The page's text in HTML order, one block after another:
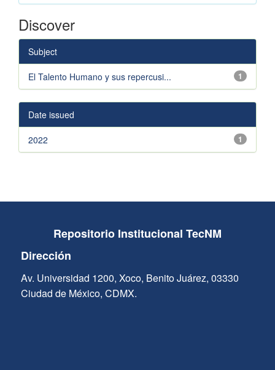
Discover
Subject
1
El Talento Humano y sus repercusi...
Date issued
1
2022
Repositorio Institucional TecNM
Dirección
Av. Universidad 1200, Xoco, Benito Juárez, 03330
Ciudad de México, CDMX.